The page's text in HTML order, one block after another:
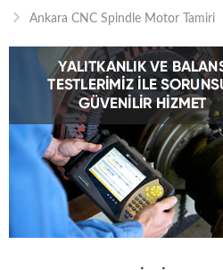
Ankara CNC Spindle Motor Tamiri